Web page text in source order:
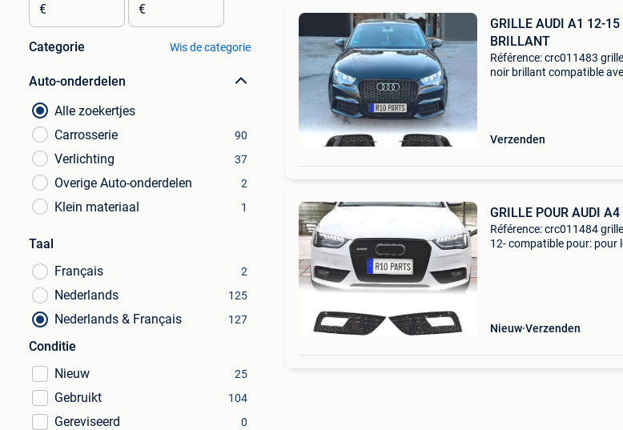
€ €
Categorie Wis de categorie
Auto-onderdelen
Alle zoekertjes
Carrosserie
90
Verlichting 37
Overige Auto-onderdelen 2
Klein materiaal 1
Taal
Français
2
Nederlands 125
Nederlands & Français 127
Conditie
Nieuw
25
Gebruikt 104
Gereviseerd 0
GRILLE AUDI A1 12-15
BRILLANT
Référence: crc011483
noir brillant compatible
Verzenden
GRILLE POUR AUDI
Référence: crc011484
12- compatible pour: pour
Nieuw Verzenden